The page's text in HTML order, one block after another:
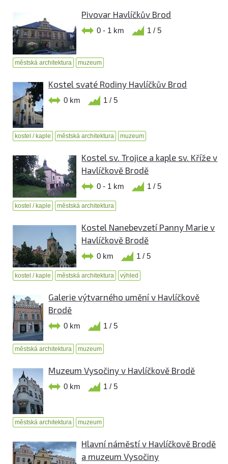
Pivovar Havlíčkův Brod
0 - 1 km 1 / 5
městská architektura muzeum
Kostel svaté Rodiny Havlíčkův Brod
0 km 1 / 5
kostel / kaple městská architektura muzeum
Kostel sv. Trojice a kaple sv. Kříže v
Havlíčkově Brodě
0 - 1 km 1 / 5
kostel / kaple městská architektura
Kostel Nanebevzetí Panny Marie v
Havlíčkově Brodě
0 km 1 / 5
kostel / kaple městská architektura výhled
Galerie výtvarného umění v Havlíčkově
Brodě
0 km 1 / 5
městská architektura muzeum
Muzeum Vysočiny v Havlíčkově Brodě
0 km 1 / 5
městská architektura muzeum
Hlavní náměstí v Havlíčkově Brodě
a muzeum Vysočiny